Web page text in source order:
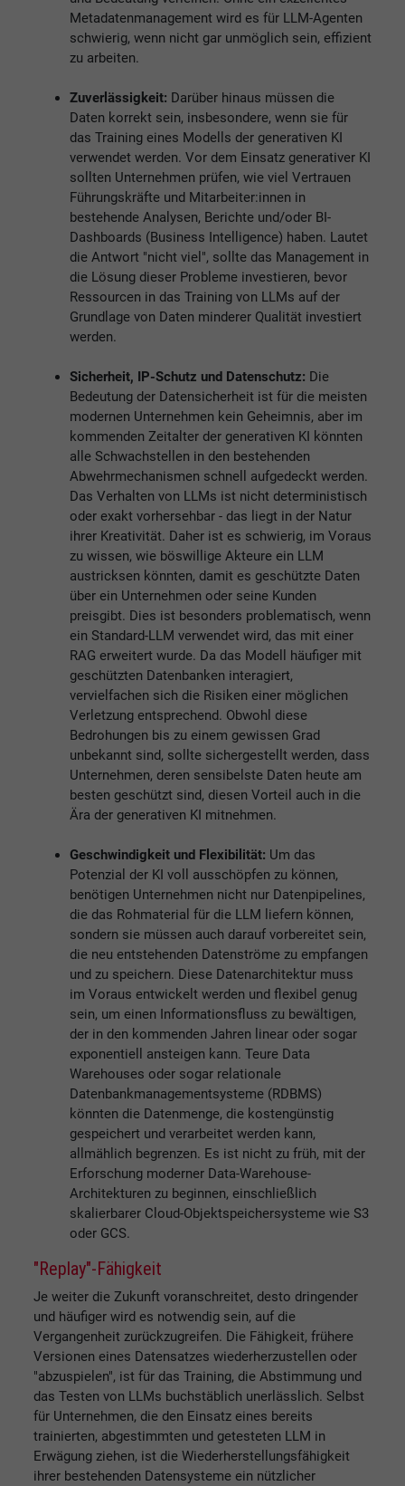
Metadatenmanagement wird es für LLM-Agenten
schwierig, wenn nicht gar unmöglich sein, effizient
zu arbeiten.
Zuverlässigkeit: Darüber hinaus müssen die
Daten korrekt sein, insbesondere, wenn sie für
das Training eines Modells der generativen KI
verwendet werden. Vor dem Einsatz generativer KI
sollten Unternehmen prüfen, wie viel Vertrauen
Führungskräfte und Mitarbeiter:innen in
bestehende Analysen, Berichte und/oder BI-
Dashboards (Business Intelligence) haben. Lautet
die Antwort "nicht viel", sollte das Management in
die Lösung dieser Probleme investieren, bevor
Ressourcen in das Training von LLMs auf der
Grundlage von Daten minderer Qualität investiert
werden.
Sicherheit, IP-Schutz und Datenschutz: Die
Bedeutung der Datensicherheit ist für die meisten
modernen Unternehmen kein Geheimnis, aber im
kommenden Zeitalter der generativen KI könnten
alle Schwachstellen in den bestehenden
Abwehrmechanismen schnell aufgedeckt werden.
Das Verhalten von LLMs ist nicht deterministisch
oder exakt vorhersehbar - das liegt in der Natur
ihrer Kreativität. Daher ist es schwierig, im Voraus
zu wissen, wie böswillige Akteure ein LLM
austricksen könnten, damit es geschützte Daten
über ein Unternehmen oder seine Kunden
preisgibt. Dies ist besonders problematisch, wenn
ein Standard-LLM verwendet wird, das mit einer
RAG erweitert wurde. Da das Modell häufiger mit
geschützten Datenbanken interagiert,
vervielfachen sich die Risiken einer möglichen
Verletzung entsprechend. Obwohl diese
Bedrohungen bis zu einem gewissen Grad
unbekannt sind, sollte sichergestellt werden, dass
Unternehmen, deren sensibelste Daten heute am
besten geschützt sind, diesen Vorteil auch in die
Ära der generativen KI mitnehmen.
Geschwindigkeit und Flexibilität: Um das
Potenzial der KI voll ausschöpfen zu können,
benötigen Unternehmen nicht nur Datenpipelines,
die das Rohmaterial für die LLM liefern können,
sondern sie müssen auch darauf vorbereitet sein,
die neu entstehenden Datenströme zu empfangen
und zu speichern. Diese Datenarchitektur muss
im Voraus entwickelt werden und flexibel genug
sein, um einen Informationsfluss zu bewältigen,
der in den kommenden Jahren linear oder sogar
exponentiell ansteigen kann. Teure Data
Warehouses oder sogar relationale
Datenbankmanagementsysteme (RDBMS)
könnten die Datenmenge, die kostengünstig
gespeichert und verarbeitet werden kann,
allmählich begrenzen. Es ist nicht zu früh, mit der
Erforschung moderner Data-Warehouse-
Architekturen zu beginnen, einschließlich
skalierbarer Cloud-Objektspeichersysteme wie S3
oder GCS.
"Replay"-Fähigkeit
Je weiter die Zukunft voranschreitet, desto dringender
und häufiger wird es notwendig sein, auf die
Vergangenheit zurückzugreifen. Die Fähigkeit, frühere
Versionen eines Datensatzes wiederherzustellen oder
"abzuspielen", ist für das Training, die Abstimmung und
das Testen von LLMs buchstäblich unerlässlich. Selbst
für Unternehmen, die den Einsatz eines bereits
trainierten, abgestimmten und getesteten LLM in
Erwägung ziehen, ist die Wiederherstellungsfähigkeit
ihrer bestehenden Datensysteme ein nützlicher